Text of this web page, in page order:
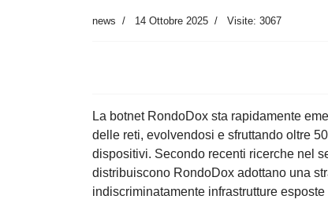
news 14 Ottobre 2025 Visite: 3067
La botnet RondoDox sta rapidamente
delle reti, evolvendosi e sfruttando oltre
dispositivi. Secondo recenti ricerche nel
distribuiscono RondoDox adottano una
indiscriminatamente infrastrutture